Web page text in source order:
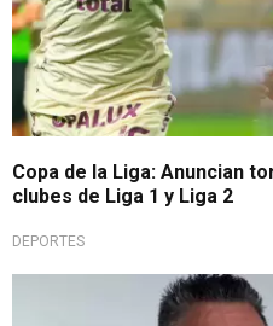
Copa de la Liga: Anuncian
clubes de Liga 1 y Liga 2
DEPORTES